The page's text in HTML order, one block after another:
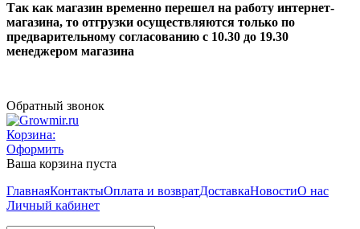
Так как магазин временно перешел на работу интернет-
магазина, то отгрузки осуществляются только по
предварительному согласованию с 10.30 до 19.30
менеджером магазина
Обратный звонок
Корзина:
Оформить
Ваша корзина пуста
ГлавнаяКонтактыОплата и возвратДоставкаНовостиО нас
Личный кабинет